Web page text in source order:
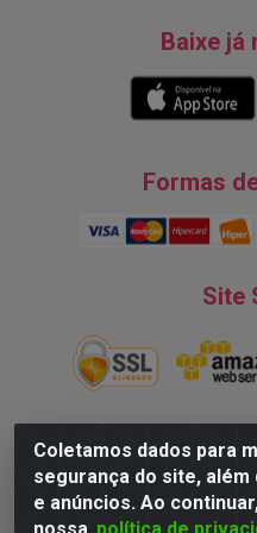
Coletamos dados para
segurança do site,
e anúncios. Ao
Baixe já
Formas
Site
Natureza Comércio de
Turismo, 28, Tarumã -